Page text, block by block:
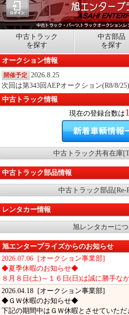
中古トラック
を探す
中古部品
を探す
オークション情報
開催予定
2026.8.25
次回は第343回AEPオークション(R8/8/
中古トラック情報
現在の登録台数は
中古トラック共有在庫
中古トラック部品情報
中古トラック部品[Re-
レンタカー情報
旭レンタカーに
旭エンタープライズからのお知らせ
2026.07.06 [オークション事業部]
◆夏季休暇のお知らせ◆
８月８日(土)～１６日(日)は誠に勝手な
2026.04.18 [オークション事業部]
◆ＧＷ休暇のお知らせ◆
下記の期間中はＧＷ休暇とさせていただ